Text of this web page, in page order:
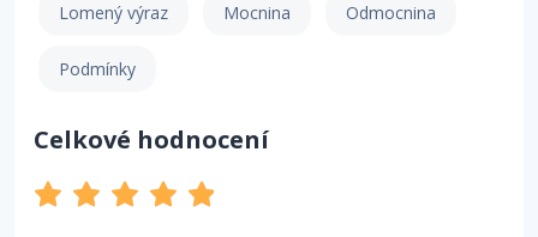
Lomený výraz Mocnina Odmocnina
Podmínky
Celkové hodnocení